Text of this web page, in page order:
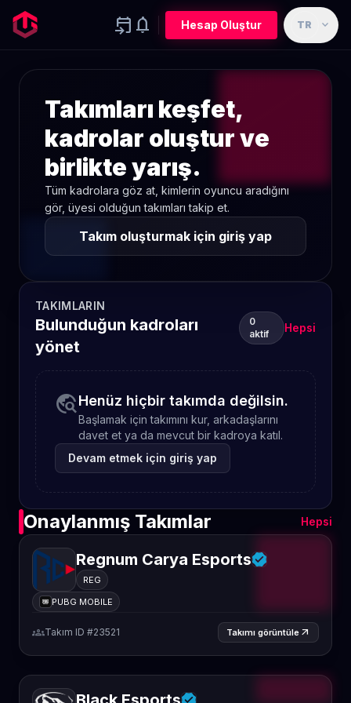
event_upcoming notifications Hesap Oluştur TR expand_more
Takımları keşfet,
kadrolar oluştur ve
birlikte yarış.
Tüm kadrolara göz at, kimlerin oyuncu aradığını
gör, üyesi olduğun takımları takip et.
Takım oluşturmak için giriş yap
TAKIMLARIN
Bulunduğun kadroları
yönet
0
aktif
Hepsi
travel_exploreHenüz hiçbir takımda değilsin.
Başlamak için takımını kur, arkadaşlarını
davet et ya da mevcut bir kadroya katıl.
Devam etmek için giriş yap
Onaylanmış Takımlar Hepsi
Regnum Carya Esports
REG
PUBG MOBILE
groupsTakım ID #23521 Takımı görüntüle arrow_outward